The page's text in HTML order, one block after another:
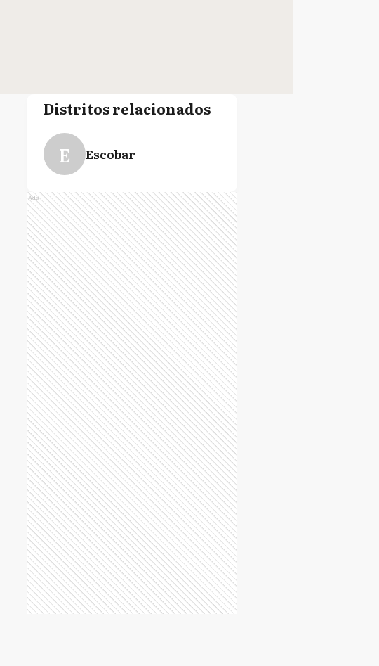
Distritos relacionados
E Escobar
Ads